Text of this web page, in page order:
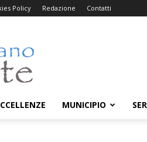
Policy Redazione Contatti
MUNICIPIO